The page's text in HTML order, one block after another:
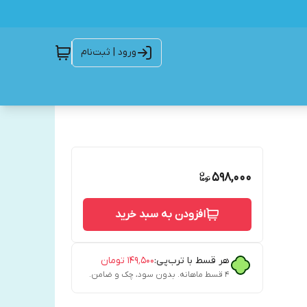
ورود | ثبت‌نام
598,000
افزودن به سبد خرید
هر قسط با ترب‌پی:۱۴۹٬۵۰۰ تومان
۴ قسط ماهانه. بدون سود، چک و ضامن.